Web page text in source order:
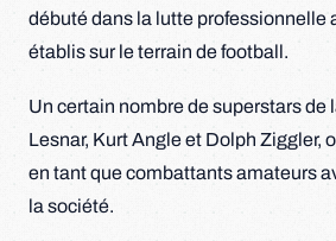
débuté dans la lutte professionnelle
établis sur le terrain de football.
Un certain nombre de superstars de
Lesnar, Kurt Angle et Dolph Ziggler,
en tant que combattants amateurs
la société.